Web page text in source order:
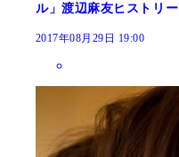
ル」渡辺麻友ヒストリー
2017年08月29日 19:00